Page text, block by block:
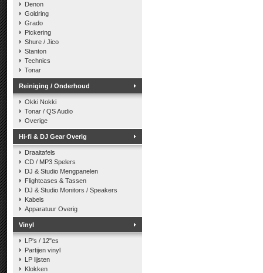
Denon
Goldring
Grado
Pickering
Shure / Jico
Stanton
Technics
Tonar
Reiniging / Onderhoud
Okki Nokki
Tonar / QS Audio
Overige
Hi-fi & DJ Gear Overig
Draaitafels
CD / MP3 Spelers
DJ & Studio Mengpanelen
Flightcases & Tassen
DJ & Studio Monitors / Speakers
Kabels
Apparatuur Overig
Vinyl
LP's / 12"es
Partijen vinyl
LP lijsten
Klokken